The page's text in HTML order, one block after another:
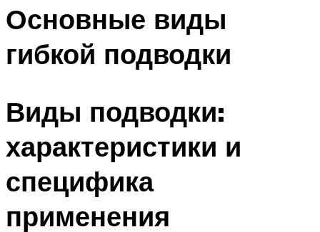
Основные виды
гибкой подводки
Виды подводки:
характеристики и
специфика
применения